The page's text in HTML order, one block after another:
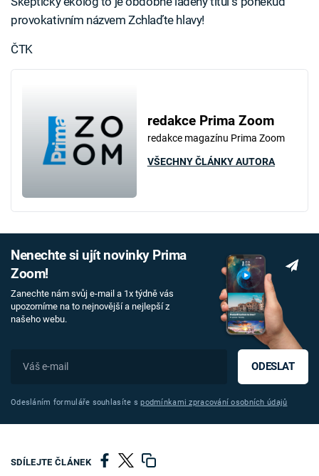
provokativním názvem Zchlaďte hlavy!
ČTK
redakce Prima Zoom
redakce magazínu Prima Zoom
VŠECHNY ČLÁNKY AUTORA
Nenechte si ujít novinky Prima
Zoom!
Zanechte nám svůj e-mail a 1x týdně vás
upozorníme na to nejnovější a nejlepší z
našeho webu.
ODESLAT
Odesláním formuláře souhlasíte spodmínkami zpracování osobních údajů
SDÍLEJTE ČLÁNEK